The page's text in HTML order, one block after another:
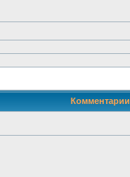
Комментарии